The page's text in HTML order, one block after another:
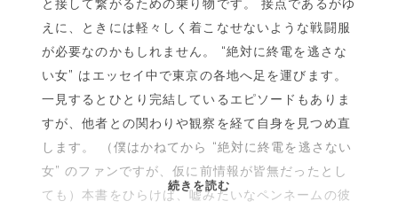
る
ま
で
【批
評
解
説】
と接して繋がるための乗り物です。 接点であるがゆ
えに、ときには軽々しく着こなせないような戦闘服
が必要なのかもしれません。 “絶対に終電を逃さな
い女” はエッセイ中で東京の各地へ足を運びます。
一見するとひとり完結しているエピソードもありま
すが、他者との関わりや観察を経て自身を見つめ直
します。 （僕はかねてから “絶対に終電を逃さない
女” のファンですが、仮に前情報が皆無だったとし
ても）本書をひらけば、嘘みたいなペンネームの彼
続きを読む